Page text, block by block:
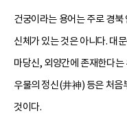
건궁이라는 용어는 주로 경
신체가 있는 것은 아니다. 대
마당신, 외양간에 존재한다는
우물의 정신(井神) 등은 처음
것이다.